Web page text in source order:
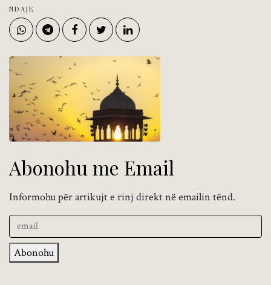
NDAJE
Abonohu me Email
Informohu për artikujt e rinj direkt në emailin tënd.
Abonohu